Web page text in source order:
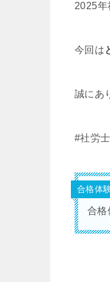
2025年
今回は
誠にあ
#社労
合格体
合格